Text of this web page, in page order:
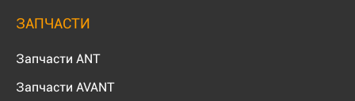
ЗАПЧАСТИ
Запчасти ANT
Запчасти AVANT